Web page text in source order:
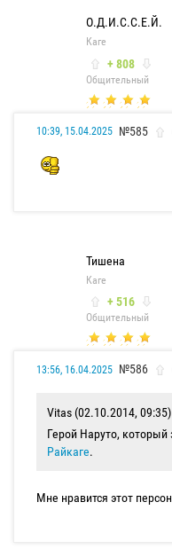
О.Д.И.С.С.Е.Й.
Каге
+ 808
Общительный
10:39, 15.04.2025 №585
Тишена
Каге
+ 516
Общительный
13:56, 16.04.2025 №586
Vitas (02.10.2014,
Герой Наруто, который
Райкаге.
Мне нравится этот